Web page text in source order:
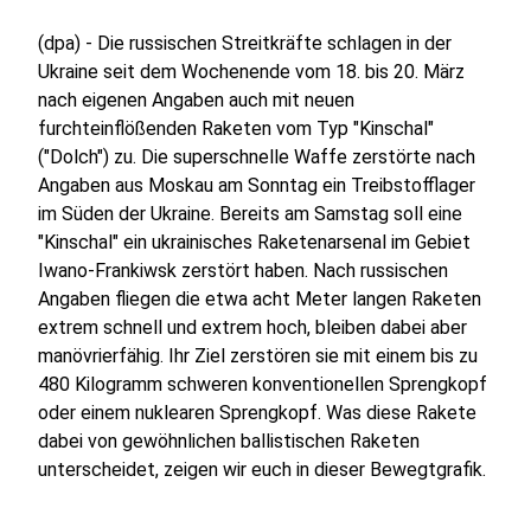
(dpa) - Die russischen Streitkräfte schlagen in der
Ukraine seit dem Wochenende vom 18. bis 20. März
nach eigenen Angaben auch mit neuen
furchteinflößenden Raketen vom Typ "Kinschal"
("Dolch") zu. Die superschnelle Waffe zerstörte nach
Angaben aus Moskau am Sonntag ein Treibstofflager
im Süden der Ukraine. Bereits am Samstag soll eine
"Kinschal" ein ukrainisches Raketenarsenal im Gebiet
Iwano-Frankiwsk zerstört haben. Nach russischen
Angaben fliegen die etwa acht Meter langen Raketen
extrem schnell und extrem hoch, bleiben dabei aber
manövrierfähig. Ihr Ziel zerstören sie mit einem bis zu
480 Kilogramm schweren konventionellen Sprengkopf
oder einem nuklearen Sprengkopf. Was diese Rakete
dabei von gewöhnlichen ballistischen Raketen
unterscheidet, zeigen wir euch in dieser Bewegtgrafik.